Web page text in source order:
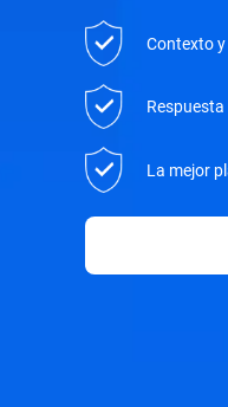
Contexto
La mejor